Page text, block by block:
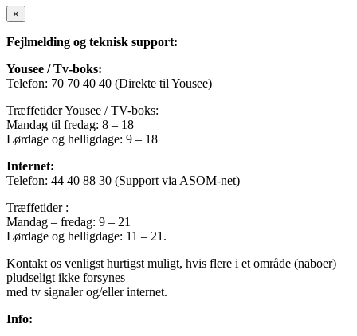
×
Fejlmelding og teknisk support:
Yousee / Tv-boks:
Telefon: 70 70 40 40 (Direkte til Yousee)
Træffetider Yousee / TV-boks:
Mandag til fredag: 8 – 18
Lørdage og helligdage: 9 – 18
Internet:
Telefon: 44 40 88 30 (Support via ASOM-net)
Træffetider :
Mandag – fredag: 9 – 21
Lørdage og helligdage: 11 – 21.
Kontakt os venligst hurtigst muligt, hvis flere i et område (naboer)
pludseligt ikke forsynes
med tv signaler og/eller internet.
Info: